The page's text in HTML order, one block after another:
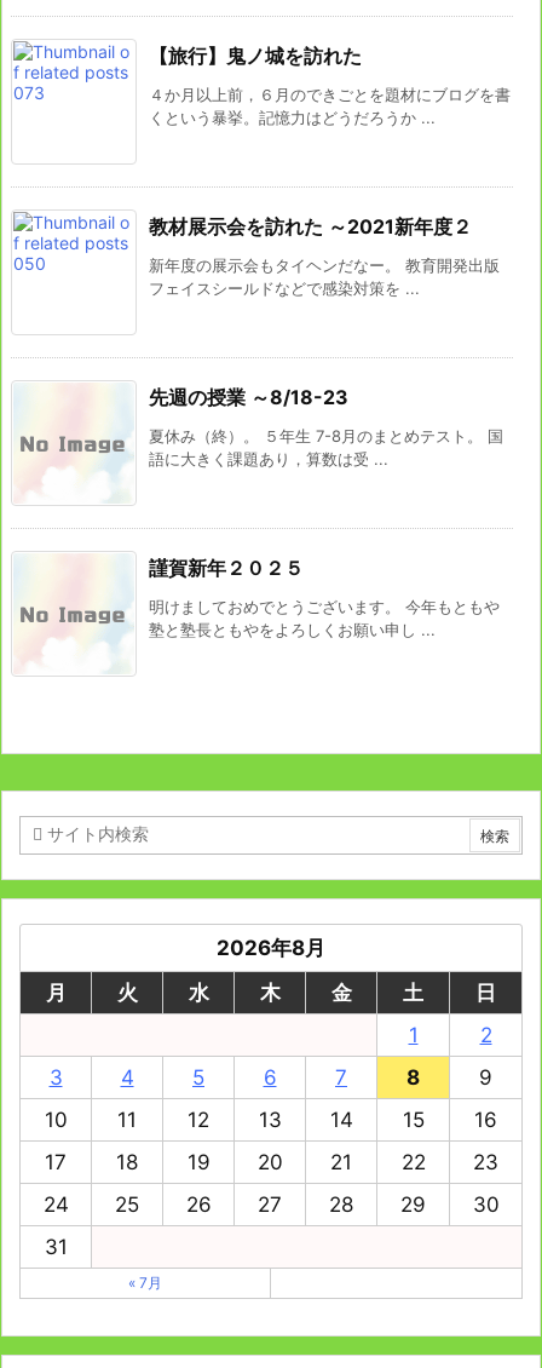
【旅行】鬼ノ城を訪れた
４か月以上前，６月のできごとを題材にブログを書
くという暴挙。記憶力はどうだろうか ...
教材展示会を訪れた ～2021新年度２
新年度の展示会もタイヘンだなー。 教育開発出版
フェイスシールドなどで感染対策を ...
先週の授業 ～8/18-23
夏休み（終）。 ５年生 7-8月のまとめテスト。 国
語に大きく課題あり，算数は受 ...
謹賀新年２０２５
明けましておめでとうございます。 今年もともや
塾と塾長ともやをよろしくお願い申し ...
2026年8月
月
火 水 木 金 土
日
1
2
3
4 5 6 7 8
9
10
11 12 13 14 15
16
17
18 19 20 21 22
23
24
25 26 27 28 29
30
31
« 7月